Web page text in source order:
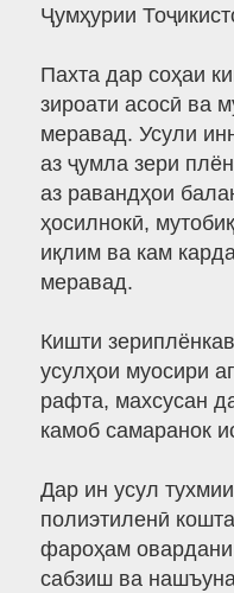
Ҷумҳурии
Пахта дар соҳаи
зироати асосӣ ва
меравад. Усули
аз ҷумла зери
аз равандҳои
ҳосилнокӣ,
иқлим ва кам
меравад.
Кишти
усулҳои муосири
рафта, махсусан
камоб самаранок
Дар ин усул
полиэтиленӣ
фароҳам
сабзиш ва